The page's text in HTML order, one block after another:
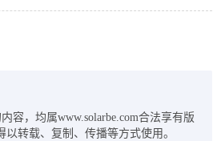
容，均属www.solarbe.com合法享有版
转载、复制、传播等方式使用。